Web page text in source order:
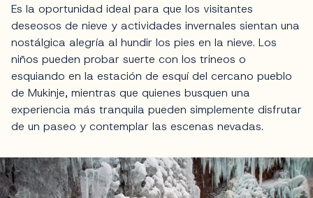
Es la oportunidad ideal para que los visitantes
deseosos de nieve y actividades invernales sientan una
nostálgica alegría al hundir los pies en la nieve. Los
niños pueden probar suerte con los trineos o
esquiando en la estación de esquí del cercano pueblo
de Mukinje, mientras que quienes busquen una
experiencia más tranquila pueden simplemente disfrutar
de un paseo y contemplar las escenas nevadas.